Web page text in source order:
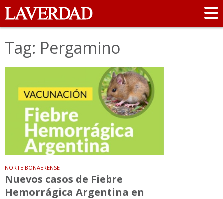
Tag: Pergamino
NORTE BONAERENSE
Nuevos casos de Fiebre
Hemorrágica Argentina en